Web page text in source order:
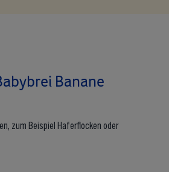
Banane
zum Beispiel Haferflocken oder